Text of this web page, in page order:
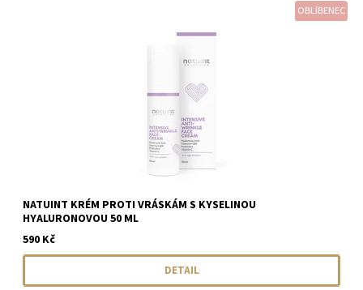
OBLÍBENEC
NATUINT KRÉM PROTI VRÁSKÁM S KYSELINOU
HYALURONOVOU 50 ML
590 Kč
DETAIL